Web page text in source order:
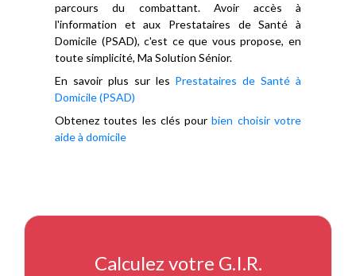
parcours du combattant. Avoir accès à
l'information et aux Prestataires de Santé à
Domicile (PSAD), c'est ce que vous propose, en
toute simplicité, Ma Solution Sénior.
En savoir plus sur les Prestataires de Santé à
Domicile (PSAD)
Obtenez toutes les clés pourbien choisir votre
aide à domicile
Calculez votre G.I.R.